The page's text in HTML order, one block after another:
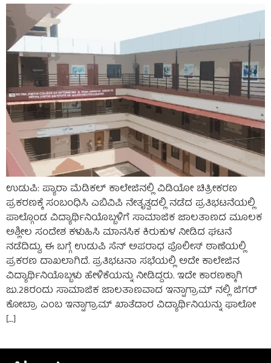
ಉಡುಪಿ: ಪ್ಯಾರಾ ಮೆಡಿಕಲ್ ಕಾಲೇಜಿನಲ್ಲಿ ವಿಡಿಯೋ ಚಿತ್ರೀಕರಣ
ಪ್ರಕರಣಕ್ಕೆ ಸಂಬಂಧಿಸಿ ಎಬಿವಿಪಿ ನೇತೃತ್ವದಲ್ಲಿ ನಡೆದ ಪ್ರತಿಭಟನೆಯಲ್ಲಿ
ಪಾಲ್ಗೊಂಡ ವಿದ್ಯಾರ್ಥಿನಿಯೊಬ್ಬಳಿಗೆ ಸಾಮಾಜಿಕ ಜಾಲತಾಣದ ಮೂಲಕ
ಅಶ್ಲೀಲ ಸಂದೇಶ ಕಳುಹಿಸಿ ಮಾನಸಿಕ ಕಿರುಕುಳ ನೀಡಿದ ಘಟನೆ
ನಡೆದಿದ್ದು, ಈ ಬಗ್ಗೆ ಉಡುಪಿ ಸೆನ್ ಅಪರಾಧ ಪೊಲೀಸ್ ಠಾಣೆಯಲ್ಲಿ
ಪ್ರಕರಣ ದಾಖಲಾಗಿದೆ. ಪ್ರತಿಭಟನಾ ಸಭೆಯಲ್ಲಿ ಅದೇ ಕಾಲೇಜಿನ
ವಿದ್ಯಾರ್ಥಿನಿಯೊಬ್ಬಳು ಹೇಳಿಕೆಯನ್ನು ನೀಡಿದ್ದರು. ಇದೇ ಕಾರಣಕ್ಕಾಗಿ
ಜು.28ರಂದು ಸಾಮಾಜಿಕ ಜಾಲತಾಣವಾದ ಇನ್ಟಾಗ್ರಾಮ್ ನಲ್ಲಿ ಜಿಗರ್
ಕೋಬ್ರಾ ಎಂಬ ಇನ್ಟಾಗ್ರಾಮ್ ಖಾತೆದಾರ ವಿದ್ಯಾರ್ಥಿನಿಯನ್ನು ಫಾಲೋ
[…]